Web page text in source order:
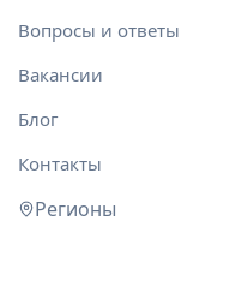
Вопросы и ответы
Вакансии
Блог
Контакты
Регионы